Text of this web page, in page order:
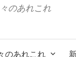
のあれこれ
のあれこれ